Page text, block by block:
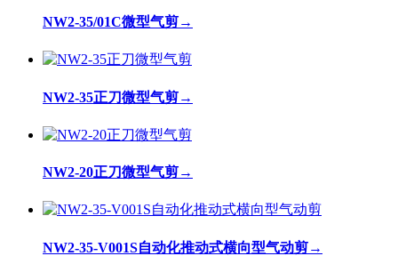
NW2-35/01C微型气剪→
NW2-35正刀微型气剪→
NW2-20正刀微型气剪→
NW2-35-V001S自动化推动式横向型气动剪→